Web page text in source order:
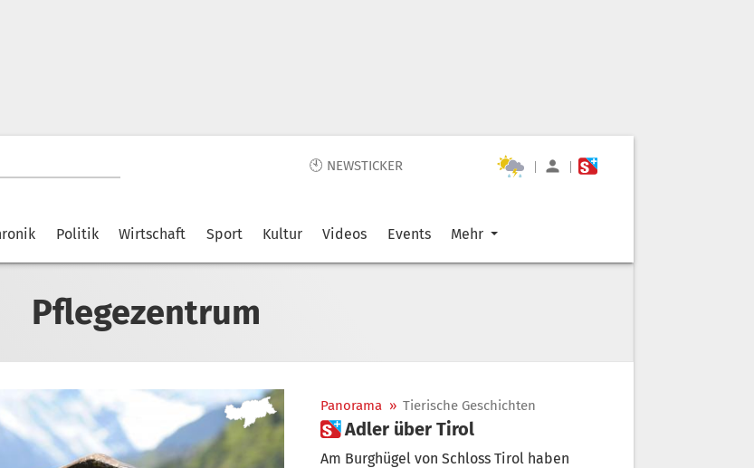
🕙 NEWSTICKER | |
Politik Wirtschaft Sport Kultur Videos Events Mehr
Pflegezentrum
Panorama » Tierische Geschichten
 Adler über Tirol
Am Burghügel von Schloss Tirol haben